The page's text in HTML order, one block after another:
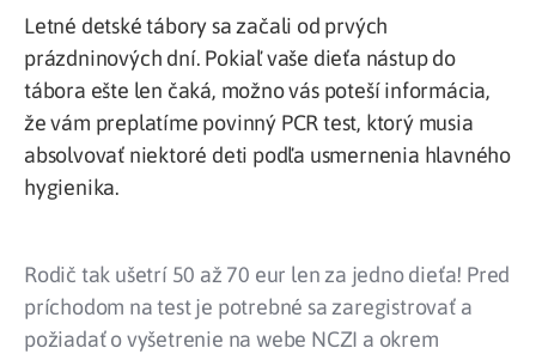
Letné detské tábory sa začali od prvých
prázdninových dní. Pokiaľ vaše dieťa nástup do
tábora ešte len čaká, možno vás poteší informácia,
že vám preplatíme povinný PCR test, ktorý musia
absolvovať niektoré deti podľa usmernenia hlavného
hygienika.
Rodič tak ušetrí 50 až 70 eur len za jedno dieťa! Pred
príchodom na test je potrebné sa zaregistrovať a
požiadať o vyšetrenie na webe NCZI a okrem